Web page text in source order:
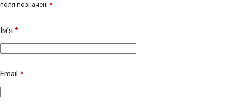
поля позначені *
Ім’я *
Email *